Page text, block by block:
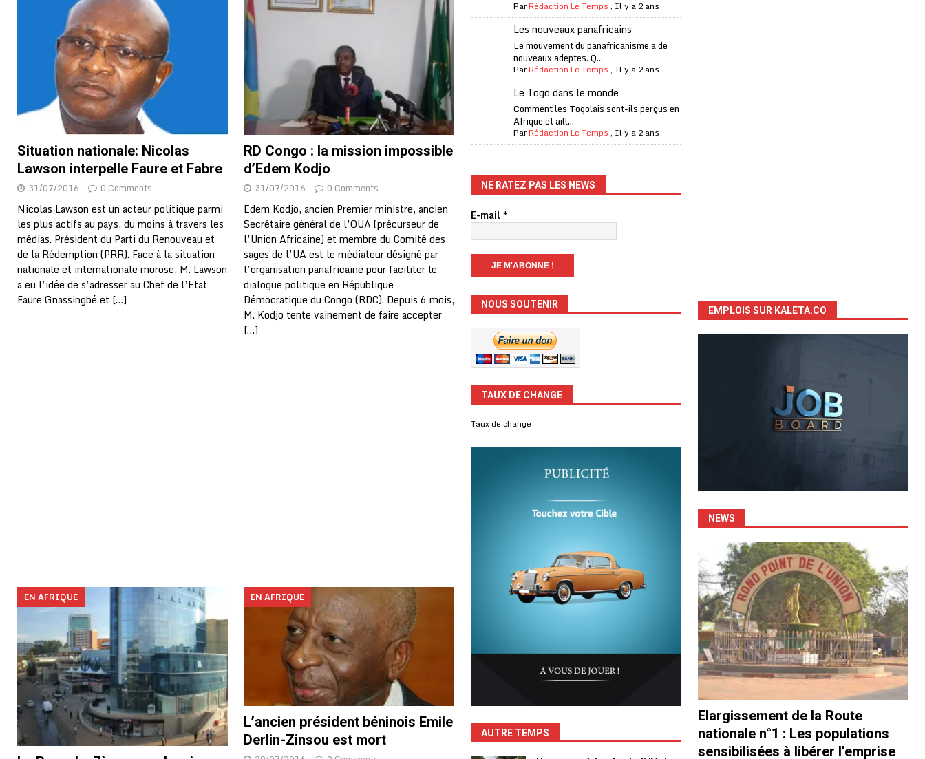
[ 05/08/2026 ] Hervé Renard devient sélectionneur des Eléphants de Côte d’Ivoire
A LA UNE
[ 05/08/2026 ] Tour de France Femmes 2026 : contrôles renforcés pour éviter la triche aux soutiens-gorge sur le contre-la-
montre
GENRE
[ 05/08/2026 ] Côte d’Ivoire : le PDCI de Tidjane Thiam confirme sa présence à la fête nationale
A LA UNE
[ 02/08/2026 ]
Guinée : Mamadi Doumbouya s’offre quelques jours de congés en Grèce
[ 02/08/2026 ] Une factrice arrêtée après avoir volé un billet de loterie gagnant que son propriétaire avait envoyé à un proche
GENRE
[ 02/08/2026 ] Distribution des moustiquaires : La zone Oti-Sud enregistre 99% de couverture
A LA UNE
[ 01/08/2026 ] Quatre candidats à la succession d’Infantino à la tête de la FIFA
A LA UNE
[ 01/08/2026 ] Bénin : Romuald Wadagni reçoit le milliardaire Aliko Dangote
A LA UNE
[ 09/08/2026 ] Le ballon de la « main de Dieu » de Diego Maradona aux enchères, plus de 10 millions de dollars A LA UNE
Situation nationale: Nicolas
Lawson interpelle Faure et Fabre
31/07/2016 0 Comments
Nicolas Lawson est un acteur politique parmi
les plus actifs au pays, du moins à travers les
médias. Président du Parti du Renouveau et
de la Rédemption (PRR). Face à la situation
nationale et internationale morose, M. Lawson
a eu l’idée de s’adresser au Chef de l’Etat
Faure Gnassingbé et […]
RD Congo : la mission impossible
d’Edem Kodjo
31/07/2016 0 Comments
Edem Kodjo, ancien Premier ministre, ancien
Secrétaire général de l’OUA (précurseur de
l’Union Africaine) et membre du Comité des
sages de l’UA est le médiateur désigné par
l’organisation panafricaine pour faciliter le
dialogue politique en République
Démocratique du Congo (RDC). Depuis 6 mois,
M. Kodjo tente vainement de faire accepter
[…]
EN AFRIQUE EN AFRIQUE
L’ancien président béninois Emile
Derlin-Zinsou est mort
ParRédaction Le Temps , Il y a 2 ans
Les nouveaux panafricains
Le mouvement du panafricanisme a de
nouveaux adeptes. Q...
ParRédaction Le Temps , Il y a 2 ans
Le Togo dans le monde
Comment les Togolais sont-ils perçus en
Afrique et aill...
ParRédaction Le Temps , Il y a 2 ans
NE RATEZ PAS LES NEWS
E-mail*
NOUS SOUTENIR
TAUX DE CHANGE
Taux de change
AUTRE TEMPS
EMPLOIS SUR KALETA.CO
NEWS
Elargissement de la Route
nationale n°1 : Les populations
sensibilisées à libérer l’emprise